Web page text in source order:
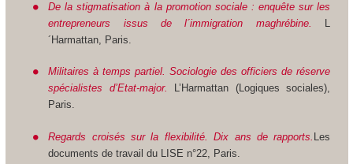
De la stigmatisation à la promotion sociale : enquête sur les
entrepreneurs issus de l´immigration maghrébine.
L
´Harmattan, Paris.
Militaires à temps partiel. Sociologie des officiers de réserve
spécialistes d’Etat-major.
L’Harmattan (Logiques sociales),
Paris.
Regards croisés sur la flexibilité. Dix ans de rapports. Les
documents de travail du LISE n°22, Paris.